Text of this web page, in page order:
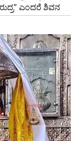
ಎಂದರೆ ಶಿವನ